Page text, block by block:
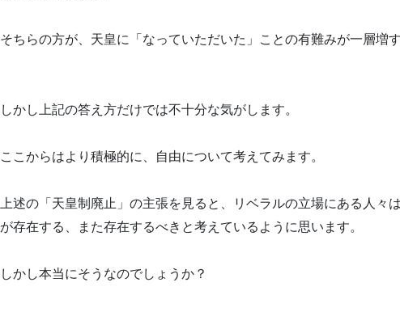
そちらの方が、天皇に「なっていただいた」ことの有難みが一層増す
しかし上記の答え方だけでは不十分な気がします。
ここからはより積極的に、自由について考えてみます。
上述の「天皇制廃止」の主張を見ると、リベラルの立場にある人々
が存在する、また存在するべきと考えているように思います。
しかし本当にそうなのでしょうか？